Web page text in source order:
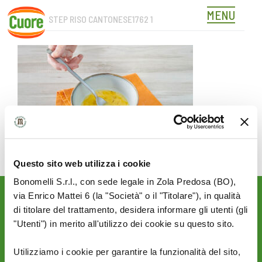
Questo sito web utilizza i cookie
Bonomelli S.r.l., con sede legale in Zola Predosa (BO),
via Enrico Mattei 6 (la "Società" o il "Titolare"), in qualità
di titolare del trattamento, desidera informare gli utenti (gli
"Utenti") in merito all'utilizzo dei cookie su questo sito.
Utilizziamo i cookie per garantire la funzionalità del sito,
Skip
content
MENU
CUORE_ STEP RISO CANTONESE1762 1
Rimani aggiornato sulle
novità del mondo Cuore: